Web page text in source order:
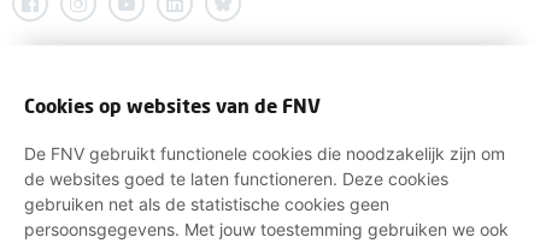
Cookies op websites van de FNV
De FNV gebruikt functionele cookies die noodzakelijk zijn om
de websites goed te laten functioneren. Deze cookies
gebruiken net als de statistische cookies geen
persoonsgegevens. Met jouw toestemming gebruiken we ook